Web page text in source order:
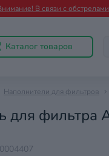
В связи с
Каталог товаров
Наполнители для фильтров
для фильтра